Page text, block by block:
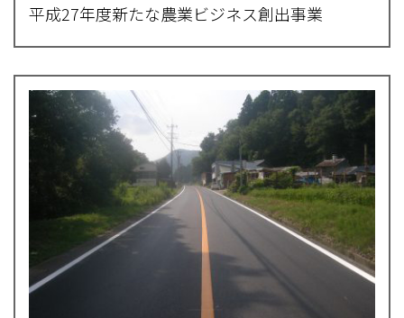
平成27年度新たな農業ビジネス創出事業